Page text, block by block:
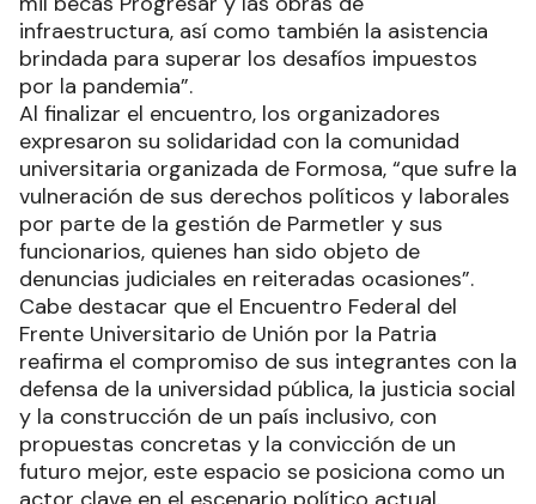
infraestructura, así como también la asistencia
brindada para superar los desafíos impuestos
por la pandemia”.
Al finalizar el encuentro, los organizadores
expresaron su solidaridad con la comunidad
universitaria organizada de Formosa, “que sufre la
vulneración de sus derechos políticos y laborales
por parte de la gestión de Parmetler y sus
funcionarios, quienes han sido objeto de
denuncias judiciales en reiteradas ocasiones”.
Cabe destacar que el Encuentro Federal del
Frente Universitario de Unión por la Patria
reafirma el compromiso de sus integrantes con la
defensa de la universidad pública, la justicia social
y la construcción de un país inclusivo, con
propuestas concretas y la convicción de un
futuro mejor, este espacio se posiciona como un